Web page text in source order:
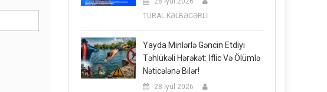
TURAL KƏLBƏCƏRLİ
Yayda Minlərlə Gəncin Etdiyi
Təhlükəli Hərəkət: İflic Və Ölümlə
Nəticələnə Bilər!
28 İyul 2026